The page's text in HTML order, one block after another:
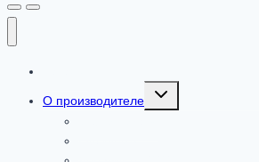
О производителе
Toggle
child